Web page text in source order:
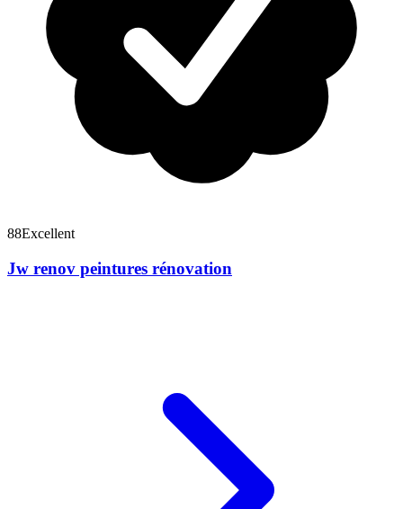
88Excellent
Jw renov peintures rénovation